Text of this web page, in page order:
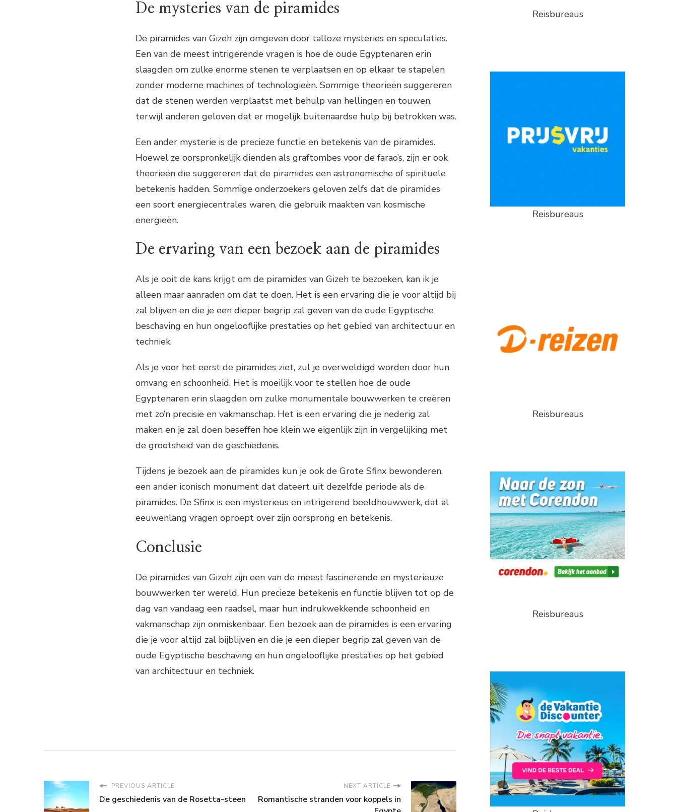
De mysteries van de piramides
De piramides van Gizeh zijn omgeven door talloze mysteries en speculaties.
Een van de meest intrigerende vragen is hoe de oude Egyptenaren erin
slaagden om zulke enorme stenen te verplaatsen en op elkaar te stapelen
zonder moderne machines of technologieën. Sommige theorieën suggereren
dat de stenen werden verplaatst met behulp van hellingen en touwen,
terwijl anderen geloven dat er mogelijk buitenaardse hulp bij betrokken was.
Een ander mysterie is de precieze functie en betekenis van de piramides.
Hoewel ze oorspronkelijk dienden als graftombes voor de farao’s, zijn er ook
theorieën die suggereren dat de piramides een astronomische of spirituele
betekenis hadden. Sommige onderzoekers geloven zelfs dat de piramides
een soort energiecentrales waren, die gebruik maakten van kosmische
energieën.
De ervaring van een bezoek aan de piramides
Als je ooit de kans krijgt om de piramides van Gizeh te bezoeken, kan ik je
alleen maar aanraden om dat te doen. Het is een ervaring die je voor altijd bij
zal blijven en die je een dieper begrip zal geven van de oude Egyptische
beschaving en hun ongelooflijke prestaties op het gebied van architectuur en
techniek.
Als je voor het eerst de piramides ziet, zul je overweldigd worden door hun
omvang en schoonheid. Het is moeilijk voor te stellen hoe de oude
Egyptenaren erin slaagden om zulke monumentale bouwwerken te creëren
met zo’n precisie en vakmanschap. Het is een ervaring die je nederig zal
maken en je zal doen beseffen hoe klein we eigenlijk zijn in vergelijking met
de grootsheid van de geschiedenis.
Tijdens je bezoek aan de piramides kun je ook de Grote Sfinx bewonderen,
een ander iconisch monument dat dateert uit dezelfde periode als de
piramides. De Sfinx is een mysterieus en intrigerend beeldhouwwerk, dat al
eeuwenlang vragen oproept over zijn oorsprong en betekenis.
Conclusie
De piramides van Gizeh zijn een van de meest fascinerende en mysterieuze
bouwwerken ter wereld. Hun precieze betekenis en functie blijven tot op de
dag van vandaag een raadsel, maar hun indrukwekkende schoonheid en
vakmanschap zijn onmiskenbaar. Een bezoek aan de piramides is een ervaring
die je voor altijd zal bijblijven en die je een dieper begrip zal geven van de
oude Egyptische beschaving en hun ongelooflijke prestaties op het gebied
van architectuur en techniek.
PREVIOUS ARTICLE
De geschiedenis van de Rosetta-steen
NEXT ARTICLE
Romantische stranden voor koppels in
Reisbureaus
Reisbureaus
Reisbureaus
Reisbureaus